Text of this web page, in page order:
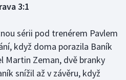
3:1
sérii pod trenérem Pavlem
když doma porazila Baník
Martin Zeman, dvě branky
snížil až v závěru, když